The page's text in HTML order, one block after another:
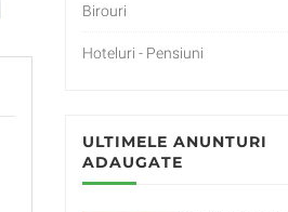
Birouri
Hoteluri - Pensiuni
ULTIMELE ANUNTURI
ADAUGATE